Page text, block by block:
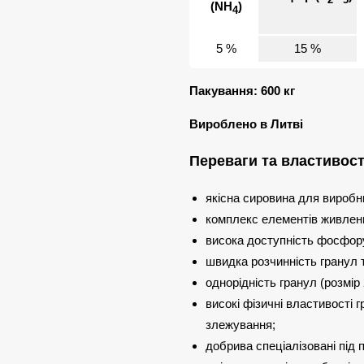
(NH4)
5 % 15 %
Пакування: 600 кг
Вироблено в Литві
Переваги та
якісна сировина для
комплекс елементів
висока доступність
швидка розчинність гранул
однорідність гранул
високі фізичні властивості
злежування;
добрива спеціалізовані під